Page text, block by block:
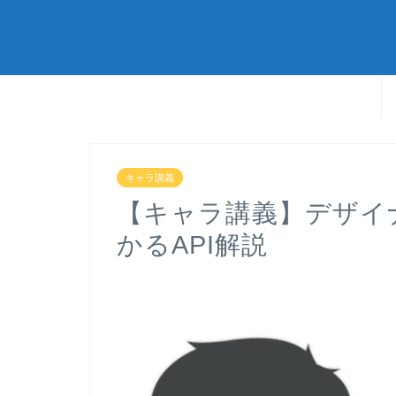
キャラ講義
【キャラ講義】デザ
かるAPI解説